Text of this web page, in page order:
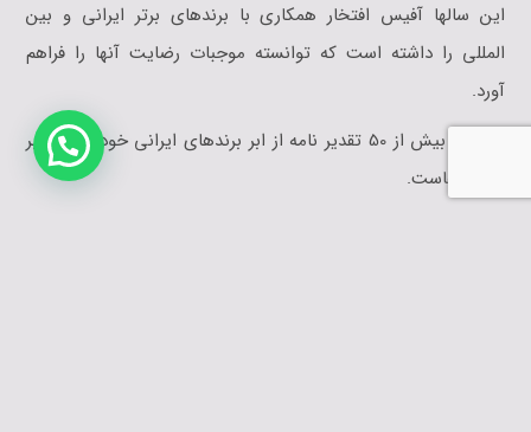
این سالها آفیس افتخار همکاری با برندهای برتر ایرانی و بین
المللی را داشته است که توانسته موجبات رضایت آنها را فراهم
آورد.
دریافت بیش از 50 تقدیر نامه از ابر برندهای ایرانی خود گواهی بر
این مدعاست.